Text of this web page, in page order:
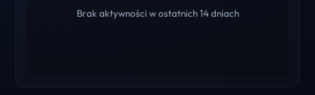
Brak aktywności w ostatnich 14 dniach